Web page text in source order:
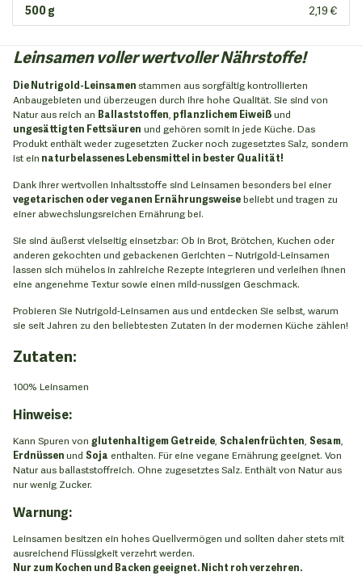
500 g
2,19 €
Leinsamen voller wertvoller Nährstoffe!
Die Nutrigold-Leinsamenstammen aus sorgfältig kontrollierten
Anbaugebieten und überzeugen durch ihre hohe Qualität. Sie sind von
Natur aus reich an Ballaststoffen pflanzlichem Eiweißund
ungesättigten Fettsäuren und gehören somit in jede Küche. Das
Produkt enthält weder zugesetzten Zucker noch zugesetztes Salz, sondern
ist ein naturbelassenes Lebensmittel in bester Qualität!
Dank ihrer wertvollen Inhaltsstoffe sind Leinsamen besonders bei einer
vegetarischen oder veganen Ernährungsweisebeliebt und tragen zu
einer abwechslungsreichen Ernährung bei.
Sie sind äußerst vielseitig einsetzbar: Ob in Brot, Brötchen, Kuchen oder
anderen gekochten und gebackenen Gerichten – Nutrigold-Leinsamen
lassen sich mühelos in zahlreiche Rezepte integrieren und verleihen ihnen
eine angenehme Textur sowie einen mild-nussigen Geschmack.
Probieren Sie Nutrigold-Leinsamen aus und entdecken Sie selbst, warum
sie seit Jahren zu den beliebtesten Zutaten in der modernen Küche zählen!
Zutaten:
100% Leinsamen
Hinweise:
Kann Spuren von glutenhaltigem Getreide Schalenfrüchten Sesam
Erdnüssenund Soja enthalten. Für eine vegane Ernährung geeignet. Von
Natur aus ballaststoffreich. Ohne zugesetztes Salz. Enthält von Natur aus
nur wenig Zucker.
Warnung:
Leinsamen besitzen ein hohes Quellvermögen und sollten daher stets mit
ausreichend Flüssigkeit verzehrt werden.
Nur zum Kochen und Backen geeignet. Nicht roh verzehren.